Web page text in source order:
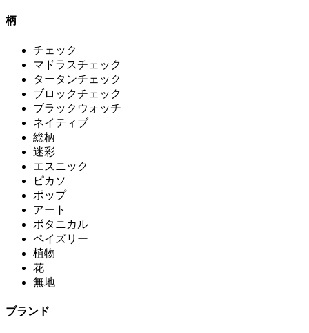
柄
チェック
マドラスチェック
タータンチェック
ブロックチェック
ブラックウォッチ
ネイティブ
総柄
迷彩
エスニック
ピカソ
ポップ
アート
ボタニカル
ペイズリー
植物
花
無地
ブランド